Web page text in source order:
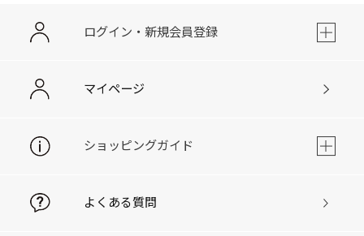
ログイン・新規会員登録
マイページ
ショッピングガイド
よくある質問